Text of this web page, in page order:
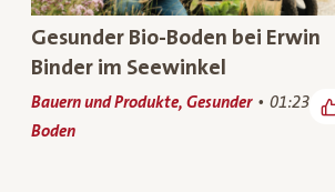
Gesunder Bio-Boden bei Erwin
Binder im Seewinkel
Bauern und Produkte, Gesunder
Boden
01:23